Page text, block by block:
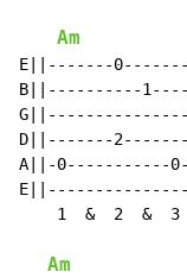
Am
E||-------
B||----------
D||-------
A||-
1  &  2  &  3
Am